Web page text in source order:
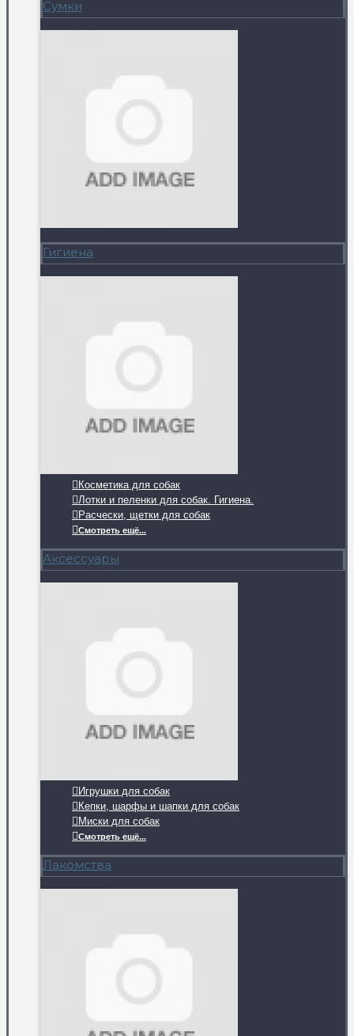
Сумки
Гигиена
Косметика для собак
Лотки и пеленки для собак. Гигиена.
Расчески, щетки для собак
Смотреть ещё...
Аксессуары
Игрушки для собак
Кепки, шарфы и шапки для собак
Миски для собак
Смотреть ещё...
Лакомства